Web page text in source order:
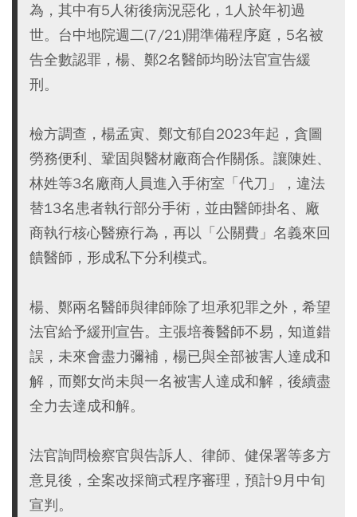
為，其中有5人術後病況惡化，1人於年初過
世。台中地院週二(7/21)開準備程序庭，5名被
告全數認罪，楊、鄭2名醫師均盼法官宣告緩
刑。
檢方調查，楊孟寅、鄭文郁自2023年起，貪圖
勞務便利、鞏固與醫材廠商合作關係。讓陳姓、
林姓等3名廠商人員進入手術室「代刀」，違法
替13名患者執行部分手術，並由醫師掛名、廠
商執行核心醫療行為，再以「公關費」名義來回
饋醫師，形成私下分利模式。
楊、鄭兩名醫師與律師除了坦承犯罪之外，希望
法官給予緩刑宣告。主張培養醫師不易，知道錯
誤，未來會盡力彌補，楊已與全部被害人達成和
解，而鄭女尚未與一名被害人達成和解，後續盡
全力去達成和解。
法官詢問檢察官與告訴人、律師、健保署等多方
意見後，全案改採簡式程序審理，預計9月中旬
宣判。